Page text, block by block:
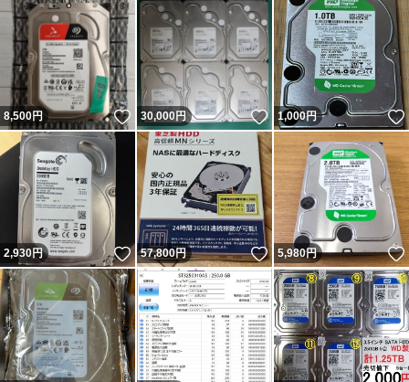
8,500円 いいね！
30,000円 いいね！
1,000円
2,930円 いいね！
57,800円 いいね！
5,980円